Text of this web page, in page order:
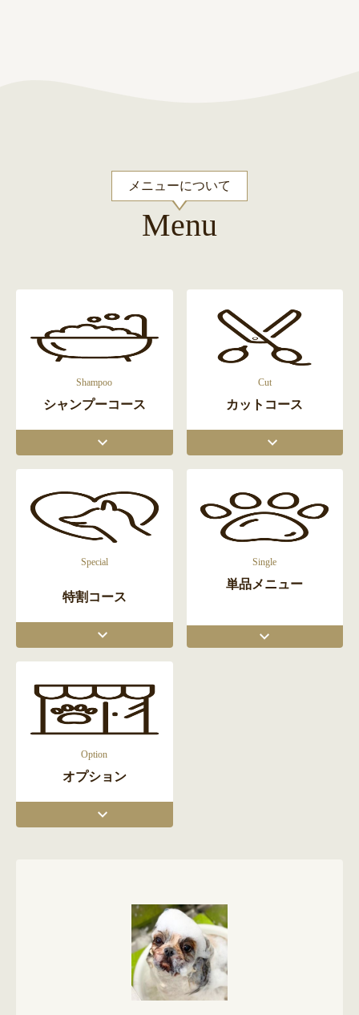
メニューについて
Menu
Shampoo
シャンプーコース
Cut
カットコース
Special
特割コース
Single
単品メニュー
Option
オプション